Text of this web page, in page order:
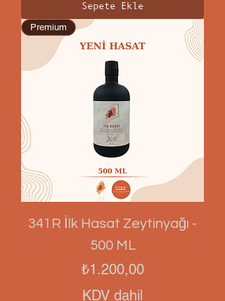
Sepete Ekle
Premium
341R İlk Hasat Zeytinyağı -
500 ML
Fiyat
₺1.200,00
KDV dahil